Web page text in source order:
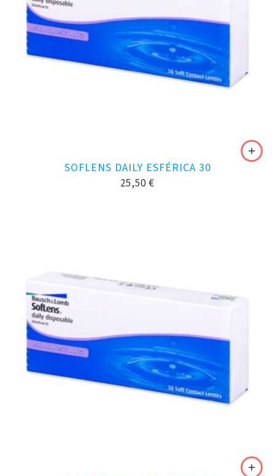
SOFLENS DAILY ESFÉRICA 30
25,50 €